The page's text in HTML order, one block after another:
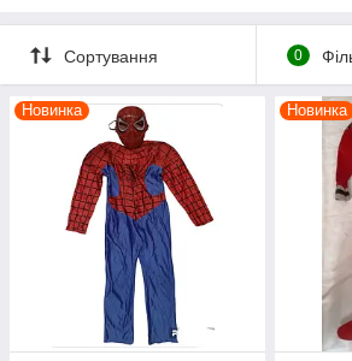
Сортування 0
Новинка Новинка